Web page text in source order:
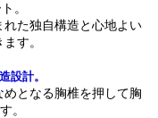
。
た独自構造と心地よい
す。
設計。
となる胸椎を押して胸
。